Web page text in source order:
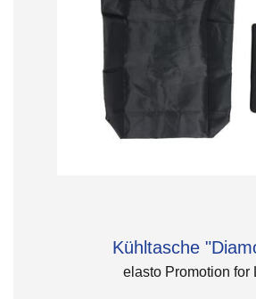
Kühltasche
elasto Promotion for